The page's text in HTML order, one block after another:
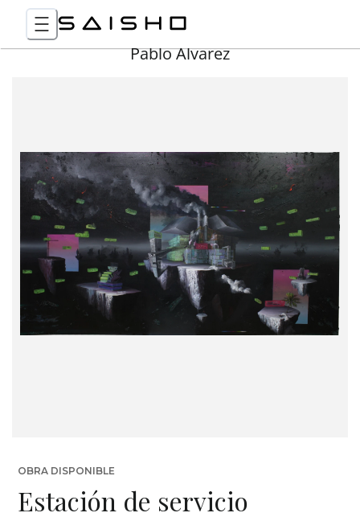
Pablo Álvarez
OBRA DISPONIBLE
Estación de servicio